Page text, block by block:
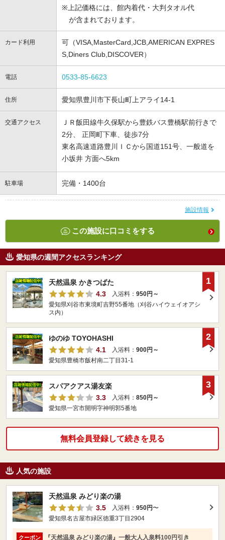
※上記価格には、館内着代・大判タオル代
が含まれております。
カード利用
可（VISA,MasterCard,JCB,AMERICAN EXPRES
S,Diners Club,DISCOVER）
電話 0533-85-6623
住所 愛知県豊川市下長山町上アライ14-1
交通アクセス
ＪＲ飯田線牛久保駅から豊鉄バス豊橋駅前行きで
2分、 正岡町下車、徒歩7分
東名高速道路豊川ＩＣから国道151号、一般道を
小坂井 方面へ5km
駐車場 完備・1400台
施設情報
この施設に口コミをする
愛知県の週間アクセスランキング
天然温泉 かきつばた
4.3
入浴料： 950円～
愛知県刈谷市東境町吉野55番地（刈谷ハイウェイオアシ
ス内）
1
ゆのゆ TOYOHASHI
4.1
入浴料： 900円～
愛知県豊橋市飯村南二丁目31-1
2
スパアクアス湯友楽
3.3
入浴料： 850円～
愛知県一宮市開明字神明郭5番地
3
無料会員登録して続きを見る
人気の施設
天然温泉 みどり楽の湯
3.5
入浴料： 950円〜
愛知県名古屋市緑区徳重3丁目2904
クーポン 『天然温泉 みどり楽の湯』一般大人入泉料100円引き